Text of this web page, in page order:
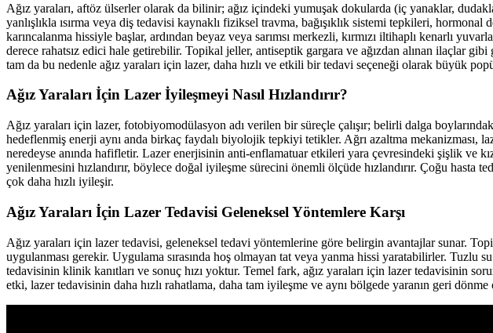
Ağız yaraları, aftöz ülserler olarak da bilinir; ağız içindeki yumuşak dokularda (iç yanaklar,
yanlışlıkla ısırma veya diş tedavisi kaynaklı fiziksel travma, bağışıklık sistemi tepkileri,
karıncalanma hissiyle başlar, ardından beyaz veya sarımsı merkezli, kırmızı iltihaplı kenarlı
derece rahatsız edici hale getirebilir. Topikal jeller, antiseptik gargara ve ağızdan alınan ilaçlar
tam da bu nedenle ağız yaraları için lazer, daha hızlı ve etkili bir tedavi seçeneği olarak büyük
Ağız Yaraları İçin Lazer İyileşmeyi Nasıl Hızlandırır?
Ağız yaraları için lazer, fotobiyomodülasyon adı verilen bir süreçle çalışır; belirli dalga
hedeflenmiş enerji aynı anda birkaç faydalı biyolojik tepkiyi tetikler. Ağrı azaltma mekanizması,
neredeyse anında hafifletir. Lazer enerjisinin anti-enflamatuar etkileri yara çevresindeki şişlik ve
yenilenmesini hızlandırır, böylece doğal iyileşme sürecini önemli ölçüde hızlandırır. Çoğu hasta
çok daha hızlı iyileşir.
Ağız Yaraları İçin Lazer Tedavisi Geleneksel Yöntemlere Karşı
Ağız yaraları için lazer tedavisi, geleneksel tedavi yöntemlerine göre belirgin avantajlar sunar.
uygulanması gerekir. Uygulama sırasında hoş olmayan tat veya yanma hissi yaratabilirler. Tuzlu
tedavisinin klinik kanıtları ve sonuç hızı yoktur. Temel fark, ağız yaraları için lazer tedavisinin
etki, lazer tedavisinin daha hızlı rahatlama, daha tam iyileşme ve aynı bölgede yaranın geri dönme